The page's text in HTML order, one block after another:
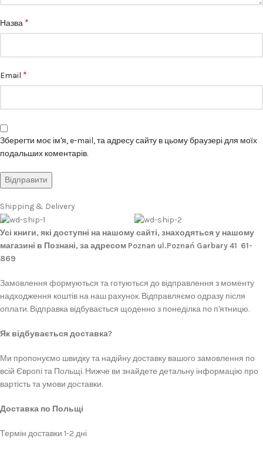
Назва *
Email *
Зберегти моє ім'я, e-mail, та адресу сайту в цьому браузері для моїх
подальших коментарів.
Shipping & Delivery
Усі книги, які доступні на нашому сайті, знаходяться у нашому
магазині в Познані, за адресом Poznan ul.Poznań Garbary 41 61-
869
Замовлення формуються та готуються до відправлення з моменту
надходження коштів на наш рахунок. Відправляємо одразу після
оплати. Відправка відбувається щоденно з понеділка по п'ятницю.
Як відбувається доставка?
Ми пропонуємо швидку та надійну доставку вашого замовлення по
всій Європі та Польщі. Нижче ви знайдете детальну інформацію про
вартість та умови доставки.
Доставка по Польщі
Термін доставки 1-2 дні